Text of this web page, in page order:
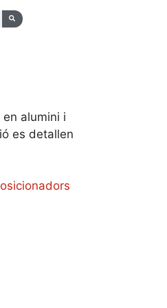
alumini i
es detallen